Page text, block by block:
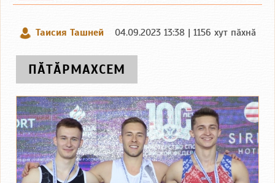
Таисия Ташней 04.09.2023 13:38 | 1156 хут пӑхнӑ
ПӐТӐРМАХСЕМ